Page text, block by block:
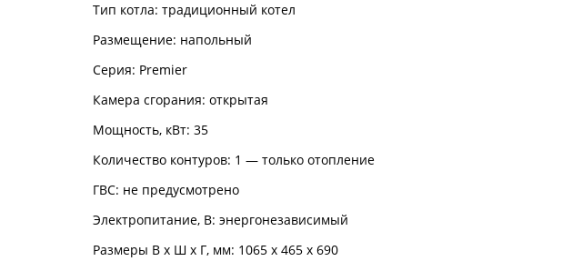
Тип котла: традиционный котел
Размещение: напольный
Серия: Premier
Камера сгорания: открытая
Мощность, кВт: 35
Количество контуров: 1 — только отопление
ГВС: не предусмотрено
Электропитание, В: энергонезависимый
Размеры В х Ш х Г, мм: 1065 х 465 х 690